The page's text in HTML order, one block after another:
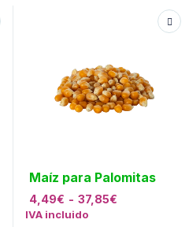
Maíz para Palomitas
4,49€ - 37,85€
IVA incluido